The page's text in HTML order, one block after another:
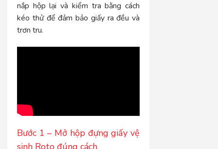
nắp hộp lại và kiểm tra bằng cách
kéo thử để đảm bảo giấy ra đều và
trơn tru.
Bước 1 – Mở hộp đựng giấy vệ
sinh Roto đúng cách